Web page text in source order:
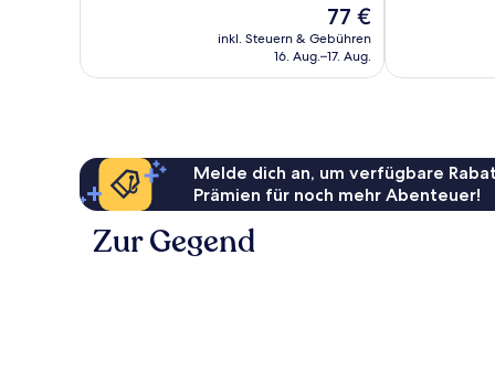
Bewertungen
Der
Preis
beträgt
77 €
inkl. Steuern & Gebühren
16. Aug.–17. Aug.
Melde dich an, um verfügbare
Prämien für noch mehr Abenteuer!
Zur Gegend